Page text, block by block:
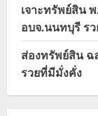
เจาะทรัพย์สิน
อบจ.นนทบุรี รว
ส่องทรัพย์สิน ฉ
รวยที่มีมั่งคั่ง